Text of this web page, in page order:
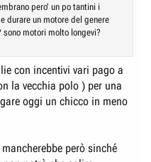
pero' un po tantini i
durare un motore del genere
motori molto longevi?
con incentivi vari pago a
la vecchia polo ) per una
oggi un chicco in meno
però sinché